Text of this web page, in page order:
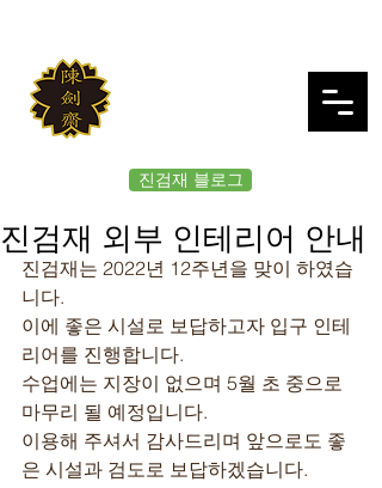
진검재 블로그
진검재 외부 인테리어 안내
진검재는 2022년 12주년을 맞이 하였습
니다.
이에 좋은 시설로 보답하고자 입구 인테
리어를 진행합니다.
수업에는 지장이 없으며 5월 초 중으로
마무리 될 예정입니다.
이용해 주셔서 감사드리며 앞으로도 좋
은 시설과 검도로 보답하겠습니다.